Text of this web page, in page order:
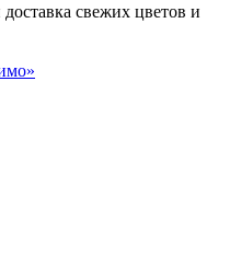
свежих цветов и